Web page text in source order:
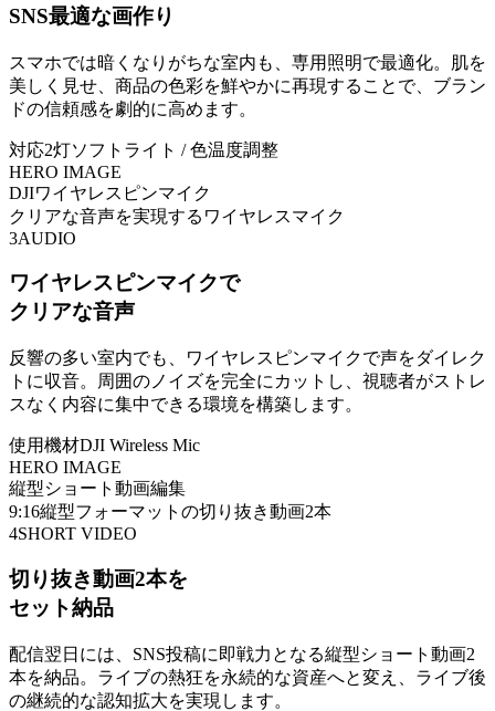
SNS最適な画作り
スマホでは暗くなりがちな室内も、専用照明で最適化。肌を
美しく見せ、商品の色彩を鮮やかに再現することで、ブラン
ドの信頼感を劇的に高めます。
対応2灯ソフトライト / 色温度調整
HERO IMAGE
DJIワイヤレスピンマイク
クリアな音声を実現するワイヤレスマイク
3AUDIO
ワイヤレスピンマイクで
クリアな音声
反響の多い室内でも、ワイヤレスピンマイクで声をダイレク
トに収音。周囲のノイズを完全にカットし、視聴者がストレ
スなく内容に集中できる環境を構築します。
使用機材DJI Wireless Mic
HERO IMAGE
縦型ショート動画編集
9:16縦型フォーマットの切り抜き動画2本
4SHORT VIDEO
切り抜き動画2本を
セット納品
配信翌日には、SNS投稿に即戦力となる縦型ショート動画2
本を納品。ライブの熱狂を永続的な資産へと変え、ライブ後
の継続的な認知拡大を実現します。